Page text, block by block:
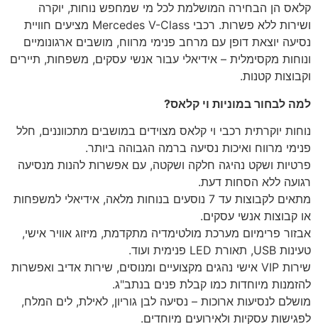
קלאס הן הבחירה המושלמת לכל מי שמחפש נוחות, יוקרה
ושירות ללא פשרות. רכבי Mercedes V-Class מציעים חוויית
נסיעה יוצאת דופן עם מרחב פנימי מרווח, מושבים ארגונומיים
ונוחות מקסימלית – אידיאלי עבור אנשי עסקים, משפחות, תיירים
וקבוצות קטנות.
למה לבחור במוניות וי קלאס?
נוחות יוקרתית רכבי וי קלאס מצוידים במושבים מתכווננים, חלל
פנימי מרווח ואיכות נסיעה ברמה הגבוהה ביותר.
פרטיות ושקט נהיגה חלקה ושקטה, עם אפשרות להנות מנסיעה
רגועה ללא הסחות דעת.
מתאים לקבוצות עד 7 נוסעים בנוחות מלאה, אידיאלי למשפחות
או קבוצות אנשי עסקים.
אבזור פרימיום מערכת מולטימדיה מתקדמת, מיזוג אוויר אישי,
טעינות USB, תאורת LED פנימית ועוד.
שירות VIP אישי נהגים מקצועיים ומנוסים, שירות אדיב ואפשרות
להזמנות מיוחדות כמו קבלת פנים בנתב"ג.
מושלם לנסיעות ארוכות – נסיעה לבן גוריון, לאילת, לים המלח,
לפגישות עסקיות ולאירועים מיוחדים.